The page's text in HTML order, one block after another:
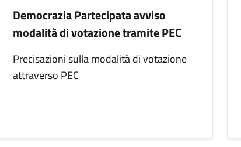
Democrazia Partecipata avviso
modalità di votazione tramite PEC
Precisazioni sulla modalità di votazione
attraverso PEC